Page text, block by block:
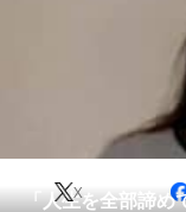
会員記事
「人生を全部諦め
X